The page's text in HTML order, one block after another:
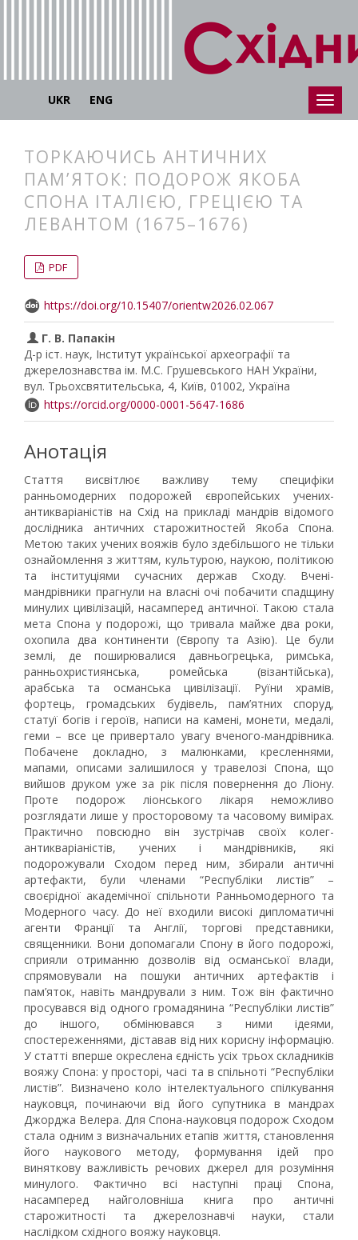
UKR ENG
ТОРКАЮЧИСЬ АНТИЧНИХ
ПАМ’ЯТОК: ПОДОРОЖ ЯКОБА
СПОНА ІТАЛІЄЮ, ГРЕЦІЄЮ ТА
ЛЕВАНТОМ (1675–1676)
PDF
https://doi.org/10.15407/orientw2026.02.067
Г. В. Папакін
Д-р іст. наук, Інститут української археографії та
джерелознавства ім. М.С. Грушевського НАН України,
вул. Трьохсвятительська, 4, Київ, 01002, Україна
https://orcid.org/0000-0001-5647-1686
Анотація
Стаття висвітлює важливу тему специфіки
ранньомодерних подорожей європейських учених-
антикваріаністів на Схід на прикладі мандрів відомого
дослідника античних старожитностей Якоба Спона.
Метою таких учених вояжів було здебільшого не тільки
ознайомлення з життям, культурою, наукою, політикою
та інституціями сучасних держав Сходу. Вчені-
мандрівники прагнули на власні очі побачити спадщину
минулих цивілізацій, насамперед античної. Такою стала
мета Спона у подорожі, що тривала майже два роки,
охопила два континенти (Європу та Азію). Це були
землі, де поширювалися давньогрецька, римська,
ранньохристиянська, ромейська (візантійська),
арабська та османська цивілізації. Руїни храмів,
фортець, громадських будівель, пам’ятних споруд,
статуї богів і героїв, написи на камені, монети, медалі,
геми – все це привертало увагу вченого-мандрівника.
Побачене докладно, з малюнками, кресленнями,
мапами, описами залишилося у травелозі Спона, що
вийшов друком уже за рік після повернення до Ліону.
Проте подорож ліонського лікаря неможливо
розглядати лише у просторовому та часовому вимірах.
Практично повсюдно він зустрічав своїх колег-
антикваріаністів, учених і мандрівників, які
подорожували Сходом перед ним, збирали античні
артефакти, були членами “Республіки листів” –
своєрідної академічної спільноти Ранньомодерного та
Модерного часу. До неї входили високі дипломатичні
агенти Франції та Англії, торгові представники,
священники. Вони допомагали Спону в його подорожі,
сприяли отриманню дозволів від османської влади,
спрямовували на пошуки античних артефактів і
пам’яток, навіть мандрували з ним. Тож він фактично
просувався від одного громадянина “Республіки листів”
до іншого, обмінювався з ними ідеями,
спостереженнями, діставав від них корисну інформацію.
У статті вперше окреслена єдність усіх трьох складників
вояжу Спона: у просторі, часі та в спільноті “Республіки
листів”. Визначено коло інтелектуального спілкування
науковця, починаючи від його супутника в мандрах
Джорджа Велера. Для Спона-науковця подорож Сходом
стала одним з визначальних етапів життя, становлення
його наукового методу, формування ідей про
виняткову важливість речових джерел для розуміння
минулого. Фактично всі наступні праці Спона,
насамперед найголовніша книга про античні
старожитності та джерелознавчі науки, стали
наслідком східного вояжу науковця.